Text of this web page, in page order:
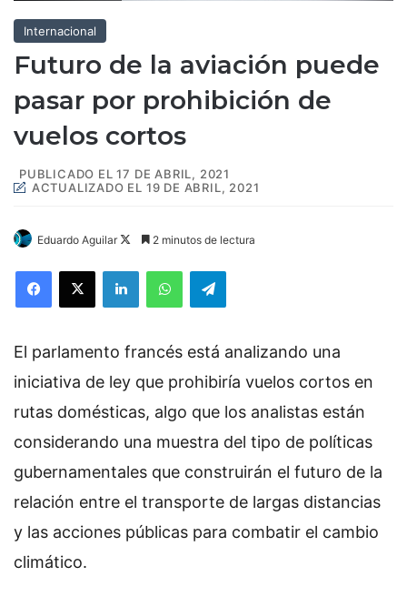
Internacional
Futuro de la aviación puede
pasar por prohibición de
vuelos cortos
PUBLICADO EL 17 DE ABRIL, 2021
ACTUALIZADO EL 19 DE ABRIL, 2021
Eduardo Aguilar
l
w
X
2 minutos de lectura
El parlamento francés está analizando una
iniciativa de ley que prohibiría vuelos cortos en
rutas domésticas, algo que los analistas están
considerando una muestra del tipo de políticas
gubernamentales que construirán el futuro de la
relación entre el transporte de largas distancias
y las acciones públicas para combatir el cambio
climático.